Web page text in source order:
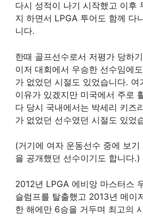
다시 성적이 나기 시작했고 이후
지 하면서 LPGA 투어도 함께 다
니다.
한때 골프선수로서 저평가 당하
이저 대회에서 우승한 선수임에
가 없었던 시절도 있었습니다. 여
이유가 있겠지만 미국에서 주로
다 당시 국내에서는 박세리 키즈
가 없었던 선수였던 시절도 있었
(거기에 여자 운동선수 중에 보기
을 공개했던 선수이기도 합니다.)
2012년 LPGA 에비앙 마스터스
슬럼프를 탈출했고 2013년 메이
한 해에만 6승을 거두며 최고의